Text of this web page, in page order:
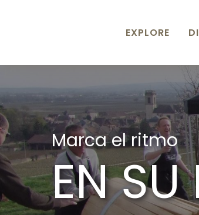
EXPLORE
Marca el ritmo
EN SU